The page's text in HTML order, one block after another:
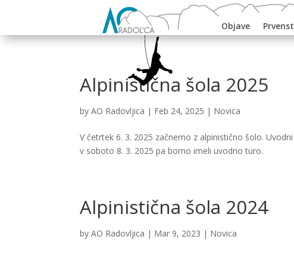
Objave
Alpinistična šola 2025
byAO Radovljica | Feb 24, 2025 | Novica
V četrtek 6. 3. 2025 začnemo z alpinistično šolo.
v soboto 8. 3. 2025 pa bomo imeli uvodno turo.
Alpinistična šola 2024
byAO Radovljica | Mar 9, 2023 | Novica